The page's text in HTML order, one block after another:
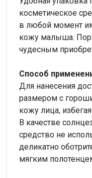
косметическое
в любой момент
кожу малыша.
чудесным
Способ
Для нанесения
размером с
кожу лица,
В качестве
средство не
деликатно
мягким